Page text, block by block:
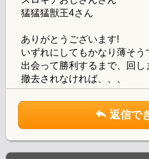
猛猛猛獣王4さん
ありがとうございます!
いずれにしてもかなり薄そう
出会って勝利するまで、回し
撤去されなければ、、、
返信で